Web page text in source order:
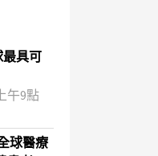
最具可
午9點
球醫療